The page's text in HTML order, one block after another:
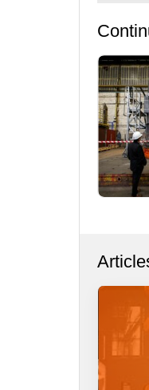
de